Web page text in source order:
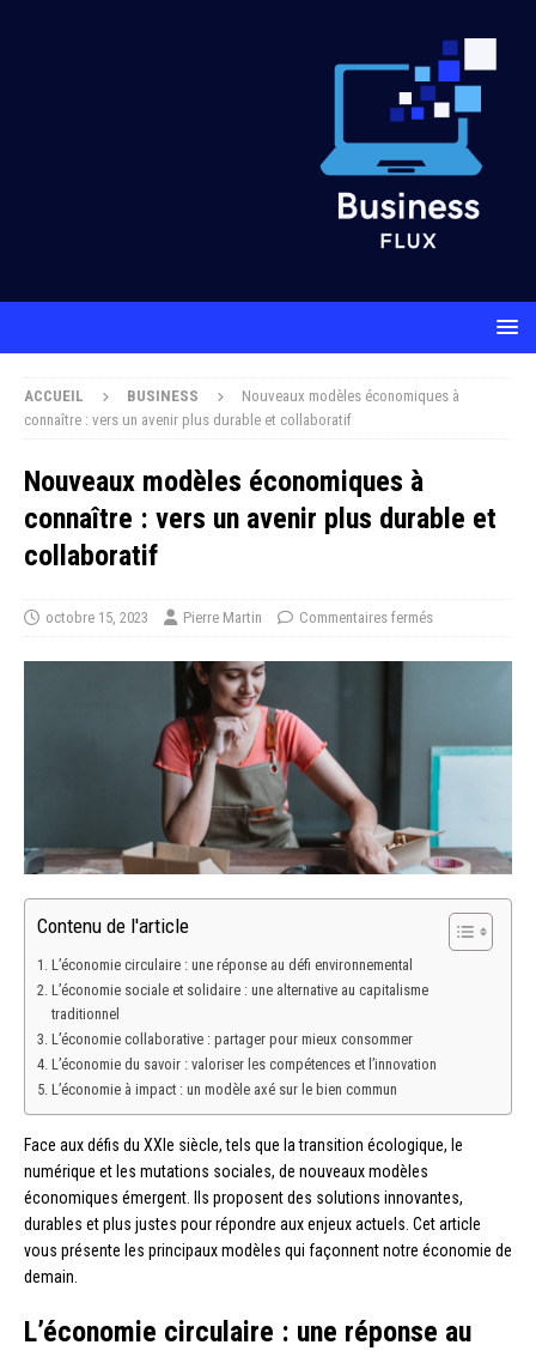
ACCUEIL BUSINESS
Nouveaux modèles économiques à
connaître : vers un avenir plus durable et collaboratif
Nouveaux modèles économiques à
connaître : vers un avenir plus durable et
collaboratif
octobre 15, 2023 Pierre Martin Commentaires fermés
Contenu de l'article
L’économie circulaire : une réponse au défi environnemental
L’économie sociale et solidaire : une alternative au capitalisme
traditionnel
L’économie collaborative : partager pour mieux consommer
L’économie du savoir : valoriser les compétences et l’innovation
L’économie à impact : un modèle axé sur le bien commun
Face aux défis du XXIe siècle, tels que la transition écologique, le
numérique et les mutations sociales, de nouveaux modèles
économiques émergent. Ils proposent des solutions innovantes,
durables et plus justes pour répondre aux enjeux actuels. Cet article
vous présente les principaux modèles qui façonnent notre économie de
demain.
L’économie circulaire : une réponse au